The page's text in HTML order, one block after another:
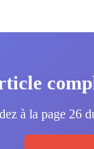
à la page 26